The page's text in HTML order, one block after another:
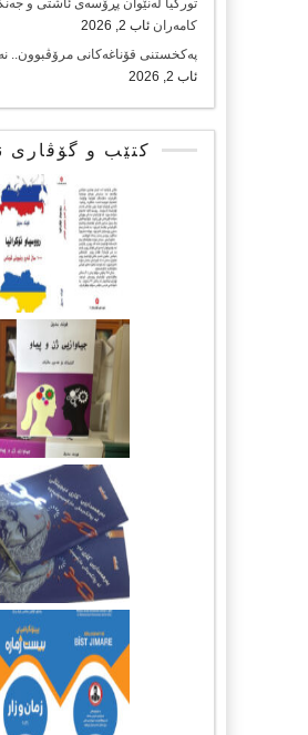
تورکیا لەنێوان پڕۆسەی ئاشتی و
کامەران ئاب 2, 2026
پەکخستنی قۆناغەکانی مرۆڤبوون..
ئاب 2, 2026
کتێب و گۆڤاری